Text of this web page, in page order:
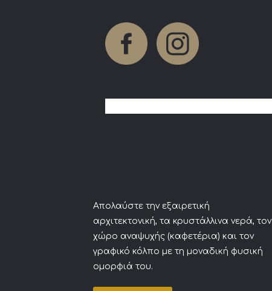
Απολαύστε την εξαιρετική
αρχιτεκτονική, τα κρυστάλλινα νερά, τον
χώρο αναψυχής (καφετέρια) και τον
γραφικό κόλπο με τη μοναδική φυσική
ομορφιά του.